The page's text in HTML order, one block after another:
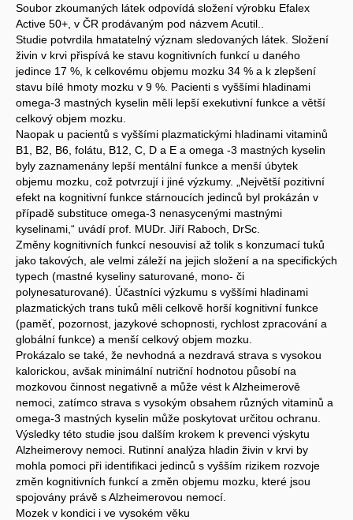
Soubor zkoumaných látek odpovídá složení výrobku Efalex
Active 50+, v ČR prodávaným pod názvem Acutil..
Studie potvrdila hmatatelný význam sledovaných látek. Složení
živin v krvi přispívá ke stavu kognitivních funkcí u daného
jedince 17 %, k celkovému objemu mozku 34 % a k zlepšení
stavu bílé hmoty mozku v 9 %. Pacienti s vyššími hladinami
omega-3 mastných kyselin měli lepší exekutivní funkce a větší
celkový objem mozku.
Naopak u pacientů s vyššími plazmatickými hladinami vitaminů
B1, B2, B6, folátu, B12, C, D a E a omega -3 mastných kyselin
byly zaznamenány lepší mentální funkce a menší úbytek
objemu mozku, což potvrzují i jiné výzkumy. „Největší pozitivní
efekt na kognitivní funkce stárnoucích jedinců byl prokázán v
případě substituce omega-3 nenasycenými mastnými
kyselinami,“ uvádí prof. MUDr. Jiří Raboch, DrSc.
Změny kognitivních funkcí nesouvisí až tolik s konzumací tuků
jako takových, ale velmi záleží na jejich složení a na specifických
typech (mastné kyseliny saturované, mono- či
polynesaturované). Účastníci výzkumu s vyššími hladinami
plazmatických trans tuků měli celkově horší kognitivní funkce
(paměť, pozornost, jazykové schopnosti, rychlost zpracování a
globální funkce) a menší celkový objem mozku.
Prokázalo se také, že nevhodná a nezdravá strava s vysokou
kalorickou, avšak minimální nutriční hodnotou působí na
mozkovou činnost negativně a může vést k Alzheimerově
nemoci, zatímco strava s vysokým obsahem různých vitaminů a
omega-3 mastných kyselin může poskytovat určitou ochranu.
Výsledky této studie jsou dalším krokem k prevenci výskytu
Alzheimerovy nemoci. Rutinní analýza hladin živin v krvi by
mohla pomoci při identifikaci jedinců s vyšším rizikem rozvoje
změn kognitivních funkcí a změn objemu mozku, které jsou
spojovány právě s Alzheimerovou nemocí.
Mozek v kondici i ve vysokém věku